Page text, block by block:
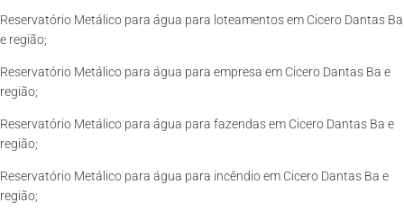
Reservatório Metálico para água para loteamentos em Cicero Dantas Ba
e região;
Reservatório Metálico para água para empresa em Cicero Dantas Ba e
região;
Reservatório Metálico para água para fazendas em Cicero Dantas Ba e
região;
Reservatório Metálico para água para incêndio em Cicero Dantas Ba e
região;